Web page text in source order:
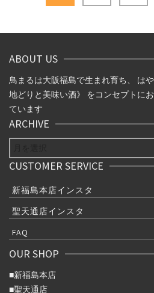
ビ
ゲ
ー
シ
ョ
ABOUT US
鳥まるは大阪福島で生まれ育ち、 は
地どりと美味い酒》 をコンセプトに
ています
ARCHIVE
CUSTOMER SERVICE
新福島本店インスタ
聖天通店インスタ
FAQ
OUR SHOP
■新福島本店
■聖天通店